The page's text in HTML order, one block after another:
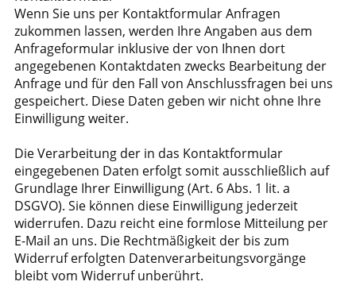
Wenn Sie uns per Kontaktformular Anfragen
zukommen lassen, werden Ihre Angaben aus dem
Anfrageformular inklusive der von Ihnen dort
angegebenen Kontaktdaten zwecks Bearbeitung der
Anfrage und für den Fall von Anschlussfragen bei uns
gespeichert. Diese Daten geben wir nicht ohne Ihre
Einwilligung weiter.
Die Verarbeitung der in das Kontaktformular
eingegebenen Daten erfolgt somit ausschließlich auf
Grundlage Ihrer Einwilligung (Art. 6 Abs. 1 lit. a
DSGVO). Sie können diese Einwilligung jederzeit
widerrufen. Dazu reicht eine formlose Mitteilung per
E-Mail an uns. Die Rechtmäßigkeit der bis zum
Widerruf erfolgten Datenverarbeitungsvorgänge
bleibt vom Widerruf unberührt.